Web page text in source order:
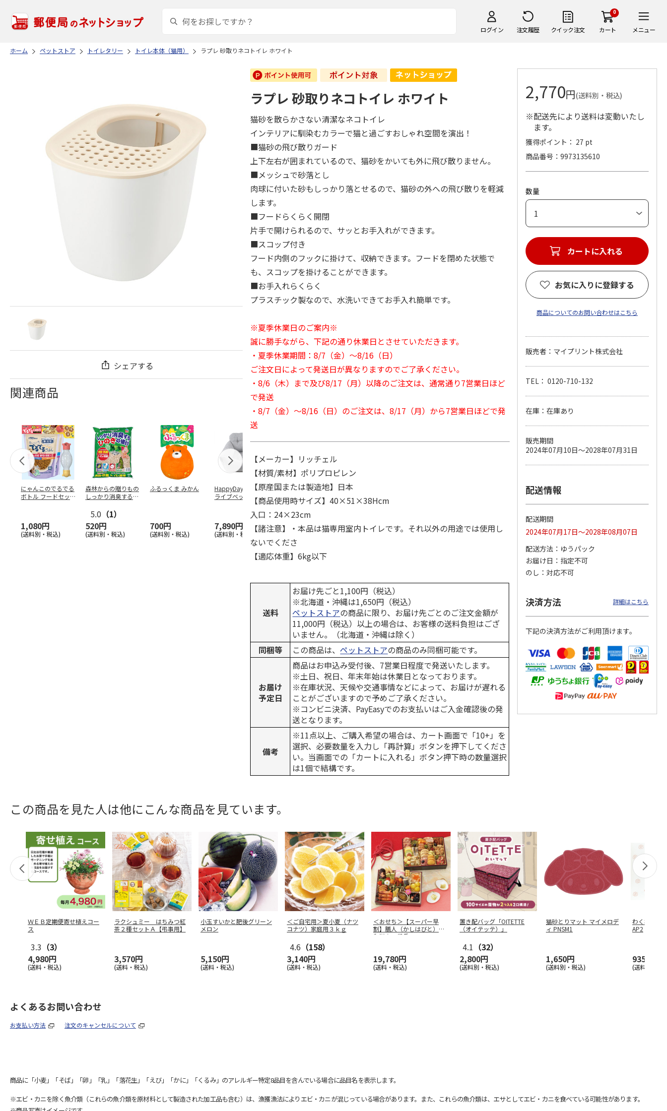
ログイン 注文履歴 クイック注文
0
カート メニュー
ホーム ペットストア トイレタリー トイレ本体（猫用） ラプレ 砂取りネコトイレ ホワイト
シェアする
関連商品
にゃんこのでるでる
ボトル フードセッ
1,080円
(送料別・税込)
森林からの贈りもの
しっかり消臭するひ
5.0 （1）
520円
(送料別・税込)
ふるっくま みかん
700円
(送料別・税込)
HappyDays 2wayド
ライブベッド グレ
7,890円
(送料別・税込)
獣医師開発 ニオイ
をとる砂専用 猫ト
イレ ナチュラルグ
レー
1,550円
(送料別・税込)
デオトイレ 飛び散
らない消臭・抗菌サ
ンド 4L
1,320円
(送料別・税込)
470円
(送料別・税込)
120円
(送料別・税込)
ペット線香 虹のか
なた フルーティフ
ローラルの香り
590円
(送料別・税込)
100円
(送料別・税込)
ラプレ 砂取りネコトイレ ホワイト
猫砂を散らかさない清潔なネコトイレ
インテリアに馴染むカラーで猫と過ごすおしゃれ空間を演出！
■猫砂の飛び散りガード
上下左右が囲まれているので、猫砂をかいても外に飛び散りません。
■メッシュで砂落とし
肉球に付いた砂もしっかり落とせるので、猫砂の外への飛び散りを軽減
します。
■フードらくらく開閉
片手で開けられるので、サッとお手入れができます。
■スコップ付き
フード内側のフックに掛けて、収納できます。フードを閉めた状態で
も、スコップを掛けることができます。
■お手入れらくらく
プラスチック製なので、水洗いできてお手入れ簡単です。
※夏季休業日のご案内※
誠に勝手ながら、下記の通り休業日とさせていただきます。
・夏季休業期間：8/7（金）～8/16（日）
ご注文日によって発送日が異なりますのでご了承ください。
・8/6（木）まで及び8/17（月）以降のご注文は、通常通り7営業日ほど
で発送
・8/7（金）～8/16（日）のご注文は、8/17（月）から7営業日ほどで発
送
【メーカー】リッチェル
【材質/素材】ポリプロピレン
【原産国または製造地】日本
【商品使用時サイズ】40×51×38Hcm
入口：24×23cm
【諸注意】・本品は猫専用室内トイレです。それ以外の用途では使用し
ないでくださ
【適応体重】6kg以下
送料
お届け先ごと1,100円（税込）
※北海道・沖縄は1,650円（税込）
ペットストアの商品に限り、お届け先ごとのご注文金額が
11,000円（税込）以上の場合は、お客様の送料負担はござ
いません。（北海道・沖縄は除く）
同梱等
この商品は、ペットストアの商品のみ同梱可能です。
お届け
予定日
商品はお申込み受付後、7営業日程度で発送いたします。
※土日、祝日、年末年始は休業日となっております。
※在庫状況、天候や交通事情などによって、お届けが遅れる
ことがございますので予めご了承ください。
※コンビニ決済、PayEasyでのお支払いはご入金確認後の発
送となります。
備考
※11点以上、ご購入希望の場合は、カート画面で「10+」を
選択、必要数量を入力し「再計算」ボタンを押下してくださ
い。当画面での「カートに入れる」ボタン押下時の数量選択
は1個で結構です。
2,770円(送料別・税込)
※配送先により送料は変動いたし
ます。
獲得ポイント： 27 pt
商品番号
9973135610
数量
カートに入れる
お気に入りに登録する
商品についてのお問い合わせはこちら
販売者：マイプリント株式会社
TEL： 0120-710-132
在庫：在庫あり
販売期間
2024年07月10日～2028年07月31日
配送情報
配送期間
2024年07月17日～2028年08月07日
配送方法
ゆうパック
お届け日
指定不可
のし
対応不可
決済方法 詳細はこちら
下記の決済方法がご利用頂けます。
この商品を見た人は他にこんな商品を見ています。
ＷＥＢ定期便寄せ植えコー
ス
3.3 （3）
4,980円
(送料・税込)
ラクシュミー はちみつ紅
茶２種セットＡ【弔事用】
3,570円
(送料・税込)
小玉すいかと肥後グリーン
メロン
5,150円
(送料・税込)
＜ご自宅用＞夏小夏（ナツ
コナツ）家庭用３ｋｇ
4.6 （158）
3,140円
(送料・税込)
＜おせち＞【スーパー早
割】膳人（かしはびと）
和洋中二段重
19,780円
(送料・税込)
置き配バッグ「OITETTE
（オイテッテ）」
4.1 （32）
2,800円
(送料別・税込)
猫砂とりマット マイメロデ
ィ PNSM1
1,650円
(送料別・税込)
わくわくパ
AP2
935円
(送料別・税
よくあるお問い合わせ
お支払い方法 注文のキャンセルについて
商品に「小麦」「そば」「卵」「乳」「落花生」「えび」「かに」「くるみ」のアレルギー特定8品目を含んでいる場合に品目名を表示します。
※エビ・カニを除く魚介類（これらの魚介類を原材料として製造された加工品も含む）は、漁獲漁法によりエビ・カニが混じっている場合があります。また、これらの魚介類は、エサとしてエビ・カニを食べている可能性があります。